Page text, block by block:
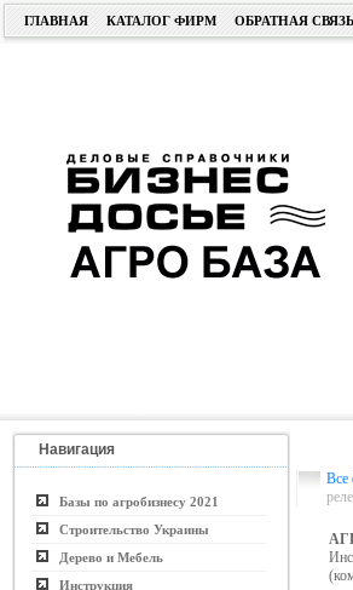
ГЛАВНАЯ КАТАЛОГ ФИРМ ОБРАТНАЯ СВЯЗЬ
Навигация
Базы по агробизнесу 2021
Строительство Украины
Дерево и Мебель
Инструкция